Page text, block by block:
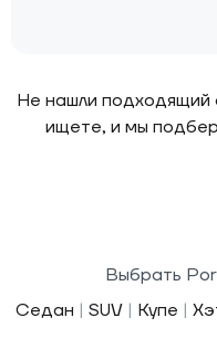
Не нашли подходящий
ищете, и мы
Выбрать
Седан | SUV | Купе |